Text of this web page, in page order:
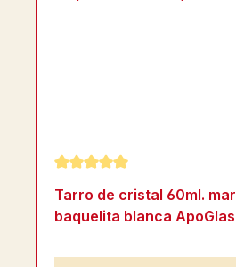
Calificación promedio de 5
Tarro de cristal 60ml.
baquelita blanca ApoGlas